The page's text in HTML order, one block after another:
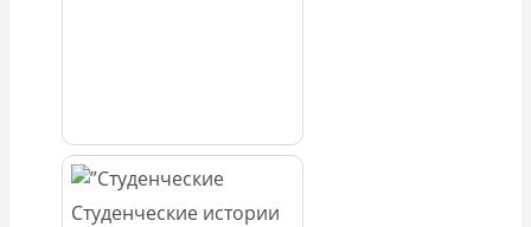
Студенческие истории